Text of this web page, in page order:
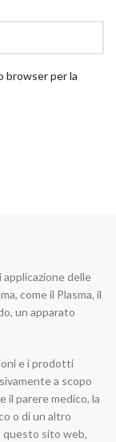
browser per la
delle
come il Plasma, il
un apparato
e i prodotti
a scopo
il parere medico, la
o di un altro
questo sito web,